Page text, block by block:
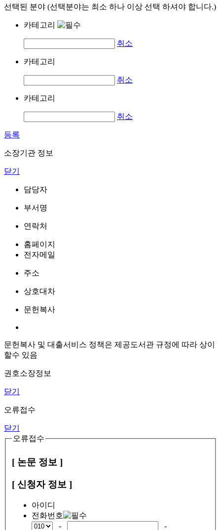
선택된 분야 (선택분야는 최소 하나 이상 선택 하셔야 합니다.)
카테고리
취소
카테고리
취소
카테고리
취소
등록
소장기관 정보
닫기
담당자
부서명
연락처
홈페이지
전자메일
주소
상호대차
문헌복사
문헌복사 및 대출서비스 정책은 제공도서관 규정에 따라 상이
할수 있음
권호소장정보
닫기
오류접수
닫기
오류접수
[ 논문 정보 ]
[ 신청자 정보 ]
아이디
전화번호
-
-